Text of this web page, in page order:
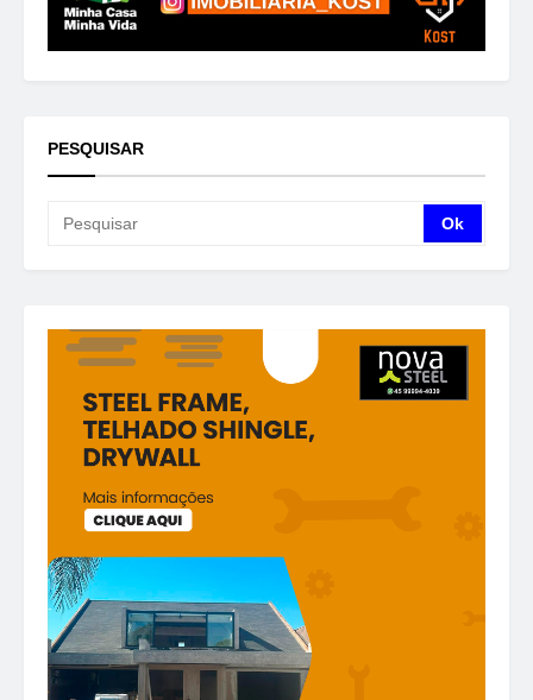
PESQUISAR